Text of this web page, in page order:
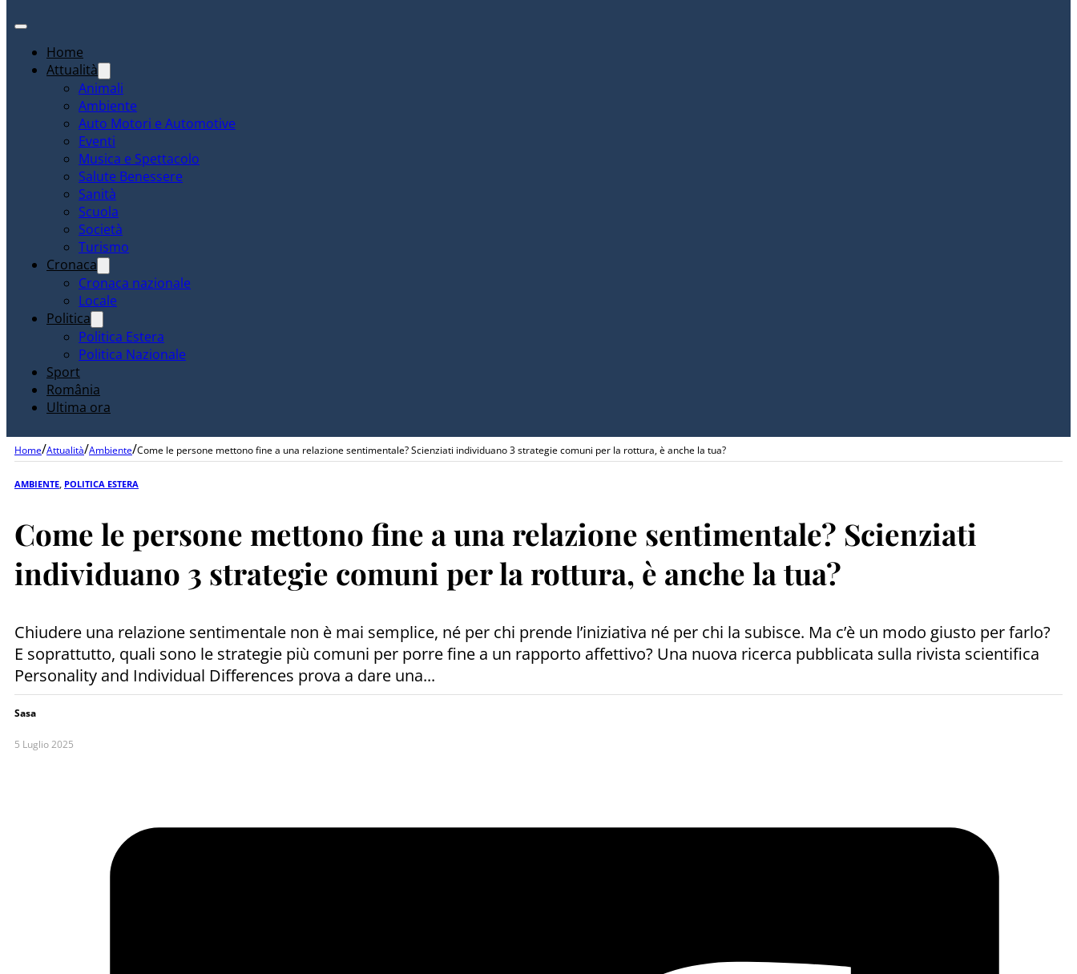
Home
Attualità
Animali
Ambiente
Auto Motori e Automotive
Eventi
Musica e Spettacolo
Salute Benessere
Sanità
Scuola
Società
Turismo
Cronaca
Cronaca nazionale
Locale
Politica
Politica Estera
Politica Nazionale
Sport
România
Ultima ora
Home/Attualità/Ambiente/Come le persone mettono fine a una relazione sentimentale? Scienziati individuano 3 strategie comuni per la rottura, è anche la tua?
AMBIENTE POLITICA ESTERA
Come le persone mettono fine a una relazione sentimentale? Scienziati
individuano 3 strategie comuni per la rottura, è anche la tua?
Chiudere una relazione sentimentale non è mai semplice, né per chi prende l’iniziativa né per chi la subisce. Ma c’è un modo giusto per farlo?
E soprattutto, quali sono le strategie più comuni per porre fine a un rapporto affettivo? Una nuova ricerca pubblicata sulla rivista scientifica
Personality and Individual Differences prova a dare una...
Sasa
5 Luglio 2025